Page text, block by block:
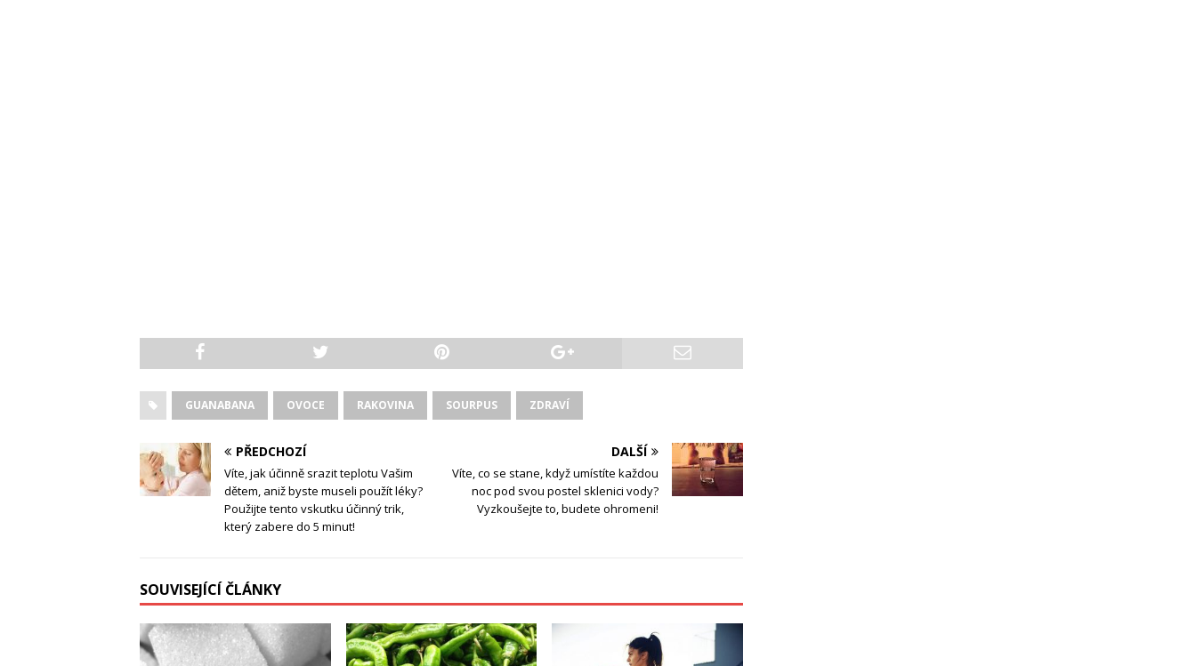
GUANABANA OVOCE RAKOVINA SOURPUS ZDRAVÍ
PŘEDCHOZÍ
Víte, jak účinně srazit teplotu Vašim
dětem, aniž byste museli použít léky?
Použijte tento vskutku účinný trik,
který zabere do 5 minut!
DALŠÍ
Víte, co se stane, když umístíte každou
noc pod svou postel sklenici vody?
Vyzkoušejte to, budete ohromeni!
SOUVISEJÍCÍ ČLÁNKY